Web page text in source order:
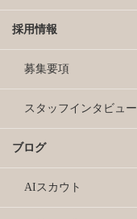
採用情報
募集要項
スタッフインタビュー
ブログ
AIスカウト